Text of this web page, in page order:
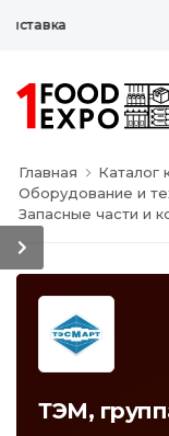
Главная
Каталог
Оборудование и
Запасные части и
ТЭМ,